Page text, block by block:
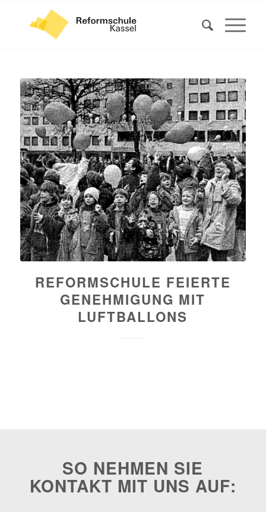
REFORMSCHULE FEIERTE
GENEHMIGUNG MIT
LUFTBALLONS
SO NEHMEN SIE
KONTAKT MIT UNS AUF: